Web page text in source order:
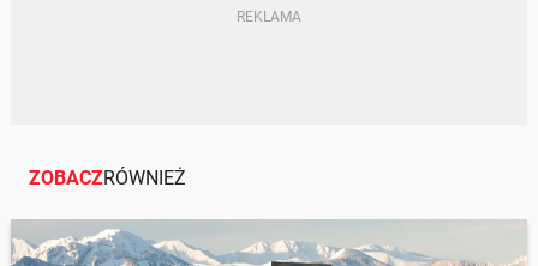
ZOBACZRÓWNIEŻ